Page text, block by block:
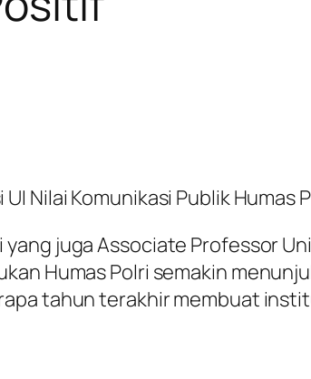
UI Nilai Komunikasi Publik Humas
yang juga Associate Professor
Humas Polri semakin
tahun terakhir membuat